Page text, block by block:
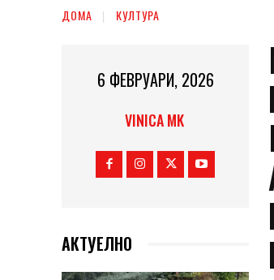
ДОМА КУЛТУРА
6 ФЕВРУАРИ, 2026
VINICA MK
АКТУЕЛНО